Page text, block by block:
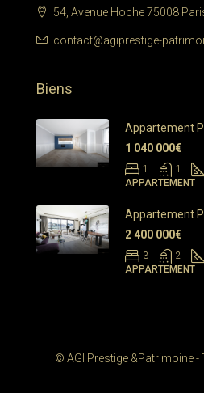
54, Avenue Hoche 75008
contact@agiprestige-
Biens
Appartement
1 040 000€
1 1
APPARTEMENT
Appartement
2 400 000€
3 2
APPARTEMENT
© AGI Prestige &Patrimoine